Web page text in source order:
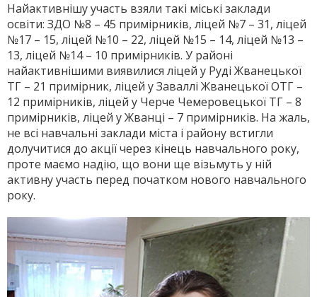
Найактивнішу участь взяли такі міські заклади
освіти: ЗДО №8 – 45 примір­ників, ліцей №7 – 31, ліцей
№17 – 15, ліцей №10 – 22, ліцей №15 – 14, ліцей №13 –
13, ліцей №14 – 10 примірників. У районі
найактивнішими виявилися ліцей у Руді Жванецької
ТГ – 21 примірник, ліцей у Заваллі Жванецької ОТГ –
12 примірників, ліцей у Черче Чемеровецької ТГ – 8
примірників, ліцей у Жванці – 7 примірників. На жаль,
не всі навчальні заклади міс­та і району встигли
долучитися до акції через кінець навчального року,
проте має­мо надію, що вони ще візьмуть у ній
активну участь перед початком нового навчального
року.